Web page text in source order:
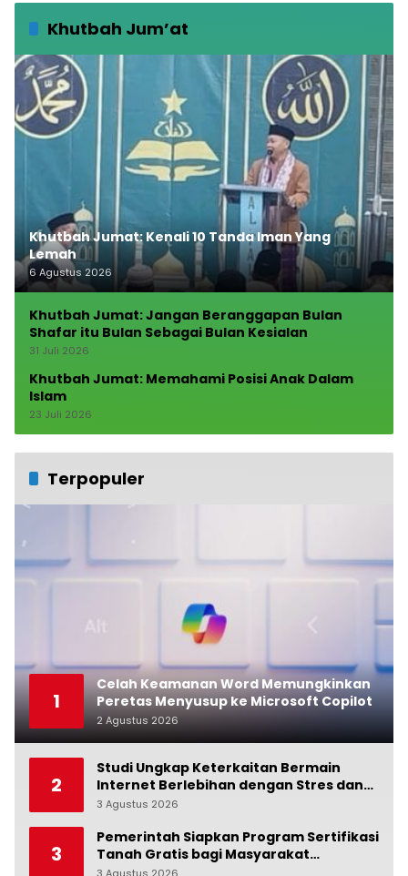
Khutbah Jum’at
Khutbah Jumat: Kenali 10 Tanda Iman Yang
Lemah
6 Agustus 2026
Khutbah Jumat: Jangan Beranggapan Bulan
Shafar itu Bulan Sebagai Bulan Kesialan
31 Juli 2026
Khutbah Jumat: Memahami Posisi Anak Dalam
Islam
23 Juli 2026
Terpopuler
1
Celah Keamanan Word Memungkinkan
Peretas Menyusup ke Microsoft Copilot
2 Agustus 2026
2
Studi Ungkap Keterkaitan Bermain
Internet Berlebihan dengan Stres dan
Suasana Hati
3 Agustus 2026
3
Pemerintah Siapkan Program Sertifikasi
Tanah Gratis bagi Masyarakat
Berpenghasilan Rendah